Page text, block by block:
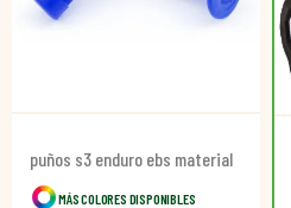
puños s3 enduro ebs material
MÁS COLORES DISPONIBLES